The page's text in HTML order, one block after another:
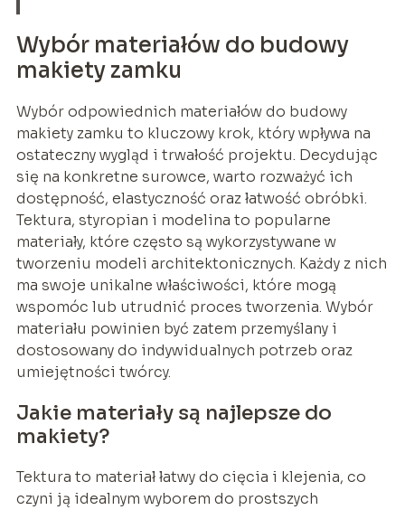
Wybór materiałów do budowy
makiety zamku
Wybór odpowiednich materiałów do budowy
makiety zamku to kluczowy krok, który wpływa na
ostateczny wygląd i trwałość projektu. Decydując
się na konkretne surowce, warto rozważyć ich
dostępność, elastyczność oraz łatwość obróbki.
Tektura, styropian i modelina to popularne
materiały, które często są wykorzystywane w
tworzeniu modeli architektonicznych. Każdy z nich
ma swoje unikalne właściwości, które mogą
wspomóc lub utrudnić proces tworzenia. Wybór
materiału powinien być zatem przemyślany i
dostosowany do indywidualnych potrzeb oraz
umiejętności twórcy.
Jakie materiały są najlepsze do
makiety?
Tektura to materiał łatwy do cięcia i klejenia, co
czyni ją idealnym wyborem do prostszych